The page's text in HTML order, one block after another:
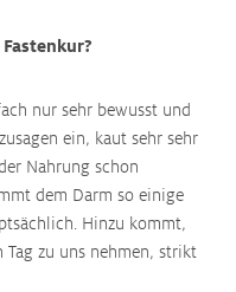
nur sehr bewusst und
ein, kaut sehr sehr
Nahrung schon
dem Darm so einige
Hinzu kommt,
zu uns nehmen, strikt